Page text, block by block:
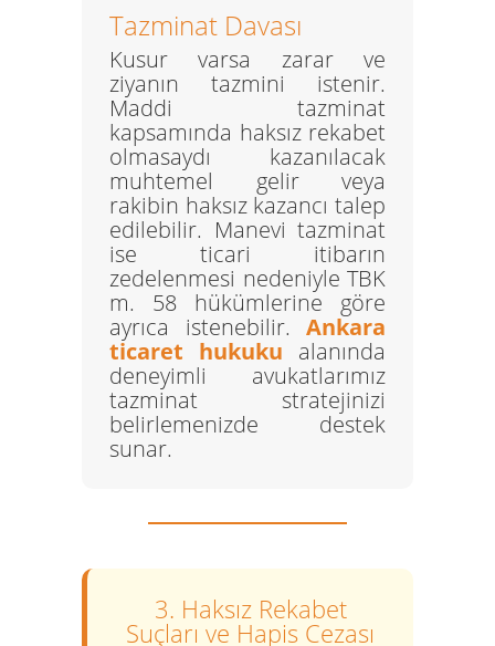
Tazminat Davası
Kusur varsa zarar ve
ziyanın tazmini istenir.
Maddi tazminat
kapsamında haksız rekabet
olmasaydı kazanılacak
muhtemel gelir veya
rakibin haksız kazancı talep
edilebilir. Manevi tazminat
ise ticari itibarın
zedelenmesi nedeniyle TBK
m. 58 hükümlerine göre
ayrıca istenebilir. Ankara
ticaret hukuku alanında
deneyimli avukatlarımız
tazminat stratejinizi
belirlemenizde destek
sunar.
3. Haksız Rekabet
Suçları ve Hapis Cezası